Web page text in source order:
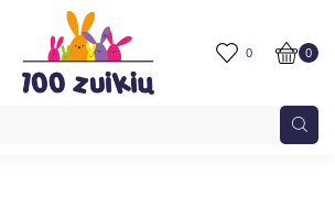
0 0